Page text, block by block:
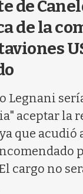
de
de la
Legnani
aceptar la
que acudió
cargo no